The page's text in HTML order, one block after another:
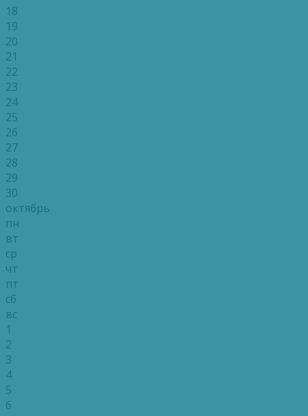
18
19
20
21
22
23
24
25
26
27
28
29
30
октябрь
пн
вт
ср
чт
пт
сб
вс
1
2
3
4
5
6